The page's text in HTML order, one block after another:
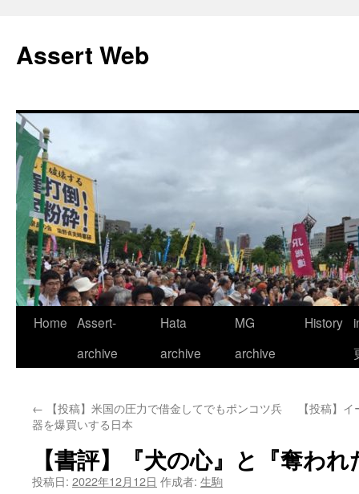
テ
ン
ス
キ
ッ
プ
Assert Web
Home Assert-
archive
Hata
archive
MG
archive
History
← 【投稿】米国の圧力で借金してでもポンコツ兵
器を爆買いする日本
【投稿】
【書評】『犬の心』と『奪わ
投稿日: 2022年12月12日 作成者: 生駒